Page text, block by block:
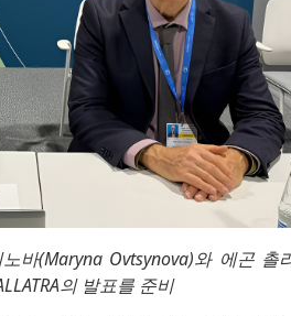
바(Maryna Ovtsynova)와 에곤 촐
의 발표를 준비